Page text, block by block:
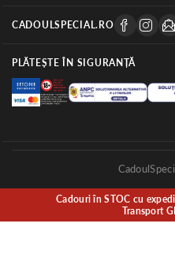
CADOULSPECIAL.RO
PLĂTEȘTE ÎN SIGURANȚĂ
Cadouri în STOC cu
Transport